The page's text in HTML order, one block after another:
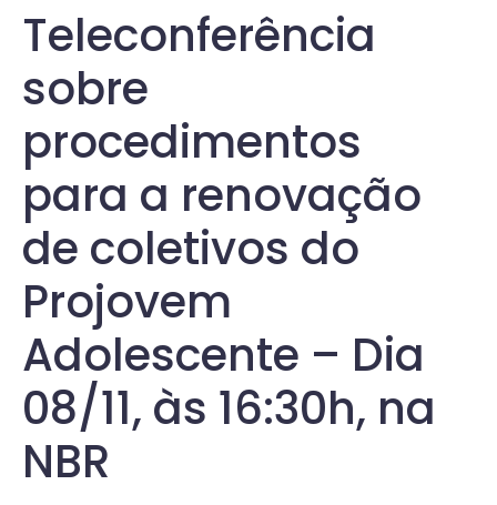
Teleconferência
sobre
procedimentos
para a renovação
de coletivos do
Projovem
Adolescente – Dia
08/11, às 16:30h, na
NBR